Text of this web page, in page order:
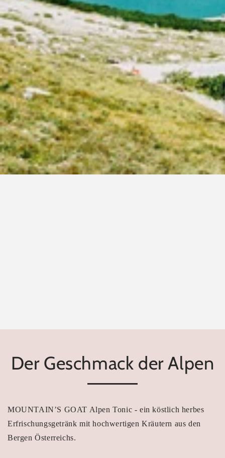
Der Geschmack der Alpen
MOUNTAIN’S GOAT Alpen Tonic - ein köstlich herbes
Erfrischungsgetränk mit hochwertigen Kräutern aus den
Bergen Österreichs.